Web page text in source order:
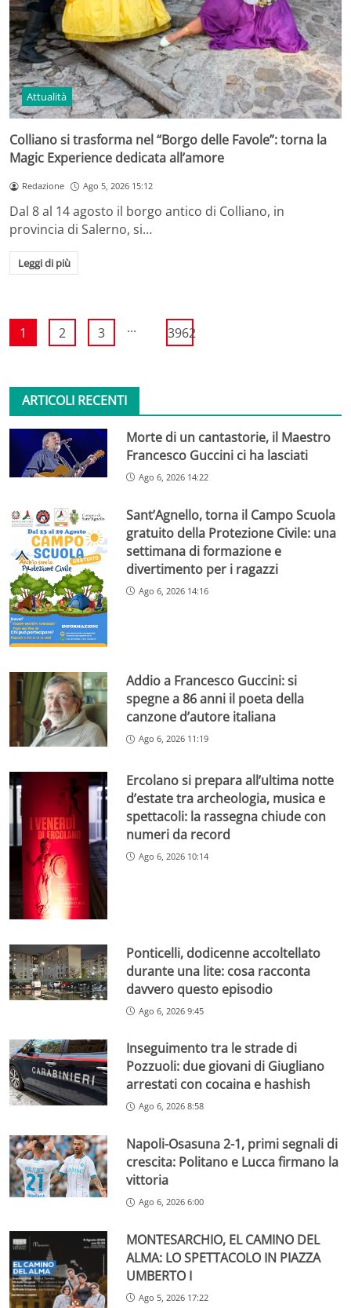
Attualità
Colliano si trasforma nel “Borgo delle Favole”: torna la
Magic Experience dedicata all’amore
Redazione Ago 5, 2026 15:12
Dal 8 al 14 agosto il borgo antico di Colliano, in
provincia di Salerno, si…
Leggi di più
1 2 3 ... 3962
ARTICOLI RECENTI
Morte di un cantastorie, il Maestro
Francesco Guccini ci ha lasciati
Ago 6, 2026 14:22
Sant’Agnello, torna il Campo Scuola
gratuito della Protezione Civile: una
settimana di formazione e
divertimento per i ragazzi
Ago 6, 2026 14:16
Addio a Francesco Guccini: si
spegne a 86 anni il poeta della
canzone d’autore italiana
Ago 6, 2026 11:19
Ercolano si prepara all’ultima notte
d’estate tra archeologia, musica e
spettacoli: la rassegna chiude con
numeri da record
Ago 6, 2026 10:14
Ponticelli, dodicenne accoltellato
durante una lite: cosa racconta
davvero questo episodio
Ago 6, 2026 9:45
Inseguimento tra le strade di
Pozzuoli: due giovani di Giugliano
arrestati con cocaina e hashish
Ago 6, 2026 8:58
Napoli-Osasuna 2-1, primi segnali di
crescita: Politano e Lucca firmano la
vittoria
Ago 6, 2026 6:00
MONTESARCHIO, EL CAMINO DEL
ALMA: LO SPETTACOLO IN PIAZZA
UMBERTO I
Ago 5, 2026 17:22